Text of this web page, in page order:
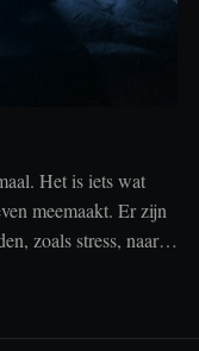
Het is iets wat
meemaakt. Er zijn
zoals stress, naar
die je